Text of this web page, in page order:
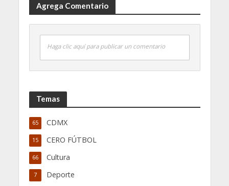
Agrega Comentario
Haga clic aquí para publicar un comentario
Temas
CDMX
65
CERO FÚTBOL
15
Cultura
66
Deporte
7